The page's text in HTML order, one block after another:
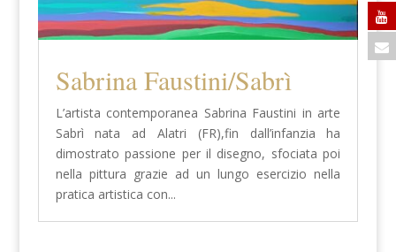
Sabrina Faustini/Sabrì
L’artista contemporanea Sabrina Faustini in arte
Sabrì nata ad Alatri (FR),fin dall’infanzia ha
dimostrato passione per il disegno, sfociata poi
nella pittura grazie ad un lungo esercizio nella
pratica artistica con...